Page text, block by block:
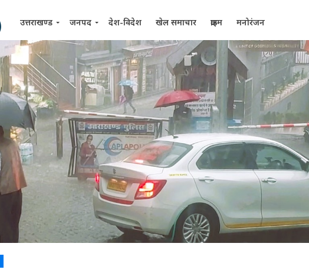
उत्तराखण्ड जनपद देश-विदेश खेल समाचार क्राइम मनोरंजन